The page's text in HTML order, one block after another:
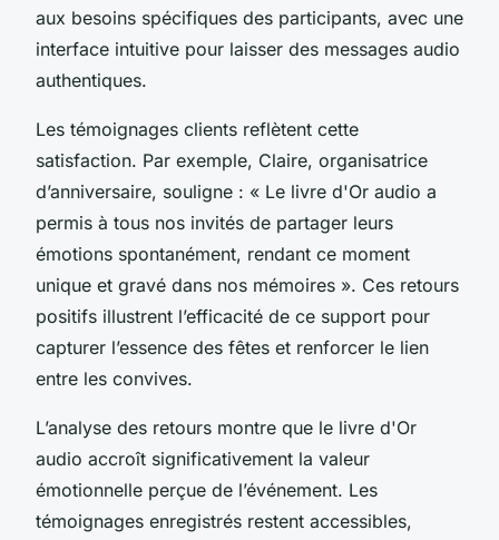
aux besoins spécifiques des participants, avec une
interface intuitive pour laisser des messages audio
authentiques.
Les témoignages clients reflètent cette
satisfaction. Par exemple, Claire, organisatrice
d’anniversaire, souligne : « Le livre d'Or audio a
permis à tous nos invités de partager leurs
émotions spontanément, rendant ce moment
unique et gravé dans nos mémoires ». Ces retours
positifs illustrent l’efficacité de ce support pour
capturer l’essence des fêtes et renforcer le lien
entre les convives.
L’analyse des retours montre que le livre d'Or
audio accroît significativement la valeur
émotionnelle perçue de l’événement. Les
témoignages enregistrés restent accessibles,